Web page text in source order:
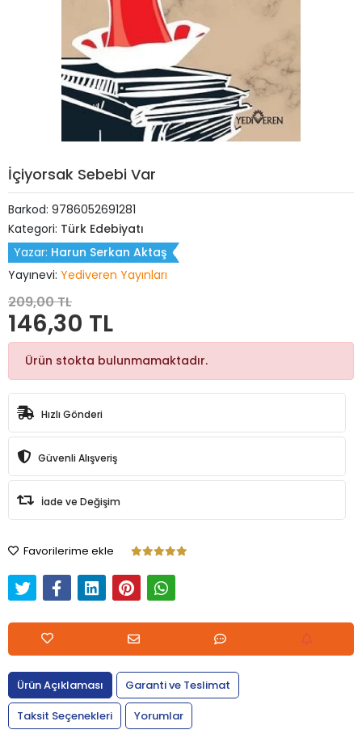
İçiyorsak Sebebi Var
Barkod: 9786052691281
Kategori: Türk Edebiyatı
Yazar: Harun Serkan Aktaş
Yayınevi: Yediveren Yayınları
209,00 TL
146,30 TL
Ürün stokta bulunmamaktadır.
Hızlı Gönderi
Güvenli Alışveriş
İade ve Değişim
Favorilerime ekle
Ürün Açıklaması
Garanti ve Teslimat
Taksit Seçenekleri
Yorumlar